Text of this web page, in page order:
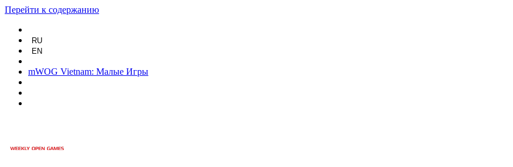
Перейти к содержанию
RU
EN
mWOG Vietnam: Малые Игры